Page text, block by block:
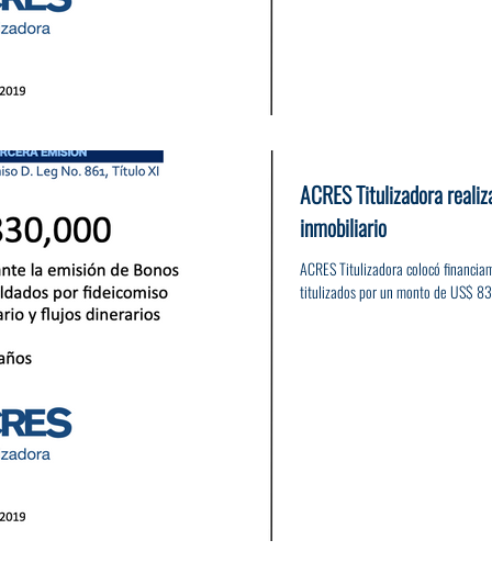
ACRES Titulizadora
inmobiliario
ACRES Titulizadora colocó
titulizados por un monto de US$